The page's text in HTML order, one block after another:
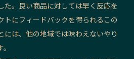
た。良い商品に対しては早く反応を
トにフィードバックを得られるこの
には、他の地域では味わえないやり